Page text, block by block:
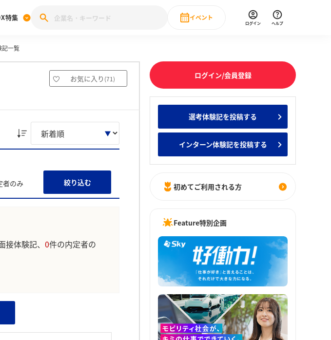
稿キャンペーン
ランド調査
みんなの新卒就職人気企業ランキング みんなのインターン人気企業ランキ
特集
28卒 IT・DX現場社員インタビュー
イベント
直近のイベント一覧
ログイン ヘルプ
記一覧
お気に入り (71)
者のみ 絞り込む
接体験記、 0件の内定者の
ログイン/会員登録
選考体験記を投稿する
インターン体験記を投稿する
初めてご利用される方
Feature特別企画